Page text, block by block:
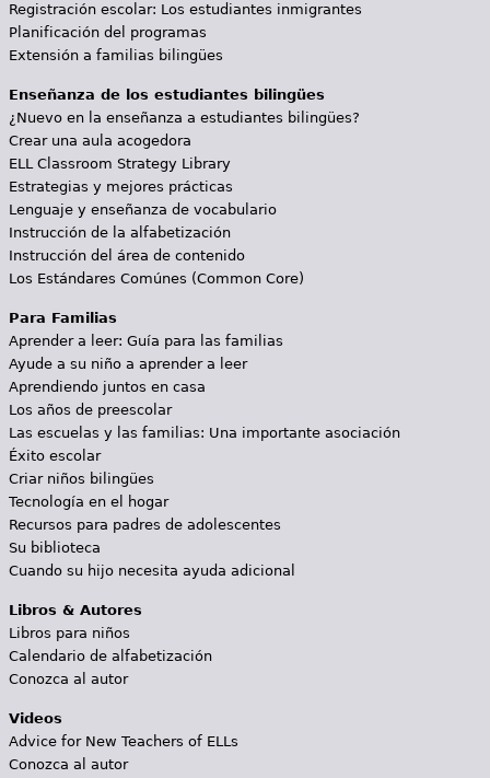
Registración escolar: Los estudiantes inmigrantes
Planificación del programas
Extensión a familias bilingües
Enseñanza de los estudiantes bilingües
¿Nuevo en la enseñanza a estudiantes bilingües?
Crear una aula acogedora
ELL Classroom Strategy Library
Estrategias y mejores prácticas
Lenguaje y enseñanza de vocabulario
Instrucción de la alfabetización
Instrucción del área de contenido
Los Estándares Comúnes (Common Core)
Para Familias
Aprender a leer: Guía para las familias
Ayude a su niño a aprender a leer
Aprendiendo juntos en casa
Los años de preescolar
Las escuelas y las familias: Una importante asociación
Éxito escolar
Criar niños bilingües
Tecnología en el hogar
Recursos para padres de adolescentes
Su biblioteca
Cuando su hijo necesita ayuda adicional
Libros & Autores
Libros para niños
Calendario de alfabetización
Conozca al autor
Videos
Advice for New Teachers of ELLs
Conozca al autor